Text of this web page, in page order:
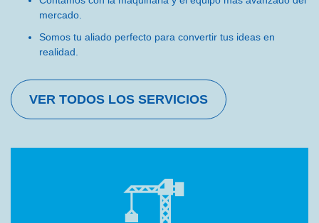
personalizadas para todos los
sectores.
CONOCER PRODUCTOS
mercado.
Somos tu aliado perfecto para convertir tus ideas en
realidad.
VER TODOS LOS SERVICIOS